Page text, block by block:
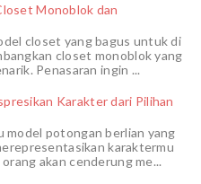
Monoblok dan
closet yang bagus untuk di
closet monoblok yang
Penasaran ingin ...
Karakter dari Pilihan
model potongan berlian yang
karaktermu
akan cenderung me...